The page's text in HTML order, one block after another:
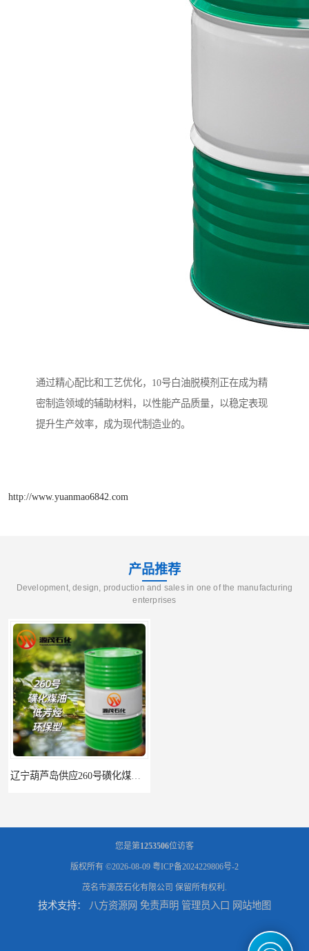
通过精心配比和工艺优化，10号白油脱模剂正在成为精
密制造领域的辅助材料，以性能产品质量，以稳定表现
提升生产效率，成为现代制造业的。
http://www.yuanmao6842.com
产品推荐
Development, design, production and sales in one of the manufacturing
enterprises
您是第1253506位访客
版权所有 ©2026-08-09 粤ICP备2024229806号-2
茂名市源茂石化有限公司 保留所有权利.
技术支持： 八方资源网 免责声明 管理员入口 网站地图